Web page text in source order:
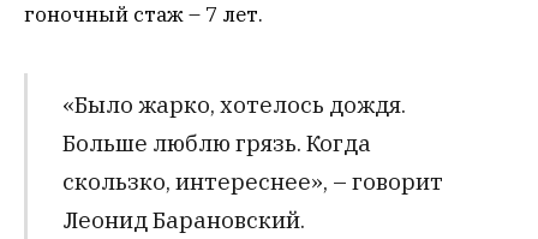
гоночный стаж – 7 лет.
«Было жарко, хотелось дождя.
Больше люблю грязь. Когда
скользко, интереснее», – говорит
Леонид Барановский.